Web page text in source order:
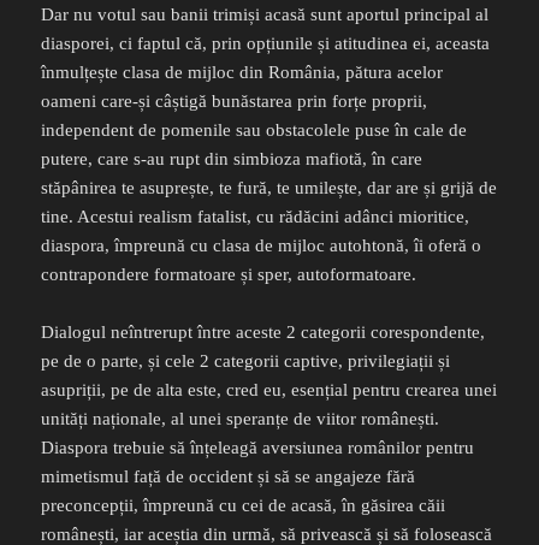
Dar nu votul sau banii trimiși acasă sunt aportul principal al
diasporei, ci faptul că, prin opțiunile și atitudinea ei, aceasta
înmulțește clasa de mijloc din România, pătura acelor
oameni care-și câștigă bunăstarea prin forțe proprii,
independent de pomenile sau obstacolele puse în cale de
putere, care s-au rupt din simbioza mafiotă, în care
stăpânirea te asuprește, te fură, te umilește, dar are și grijă de
tine. Acestui realism fatalist, cu rădăcini adânci mioritice,
diaspora, împreună cu clasa de mijloc autohtonă, îi oferă o
contrapondere formatoare și sper, autoformatoare.
Dialogul neîntrerupt între aceste 2 categorii corespondente,
pe de o parte, și cele 2 categorii captive, privilegiații și
asupriții, pe de alta este, cred eu, esențial pentru crearea unei
unități naționale, al unei speranțe de viitor românești.
Diaspora trebuie să înțeleagă aversiunea românilor pentru
mimetismul față de occident și să se angajeze fără
preconcepții, împreună cu cei de acasă, în găsirea căii
românești, iar aceștia din urmă, să privească și să folosească